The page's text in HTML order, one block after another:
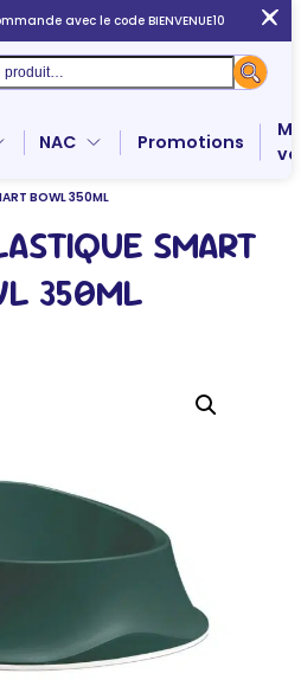
avec le code BIENVENUE10
NAC Promotions
BOWL 350ML
SMART
350ML